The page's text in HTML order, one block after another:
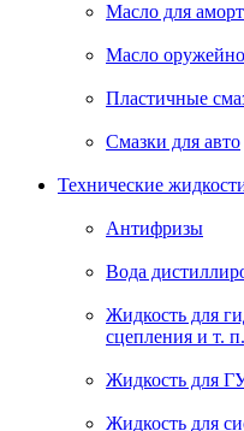
Масло для
Масло
Пластичные
Смазки для авто
Технические
Антифризы
Вода
Жидкость для
сцепления и т.
Жидкость для
Жидкость для